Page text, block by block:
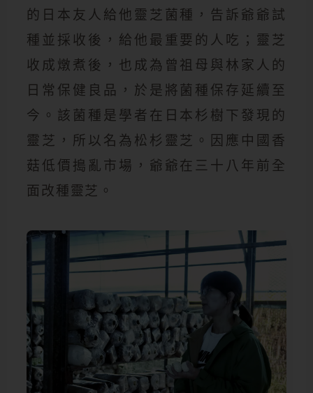
的日本友人給他靈芝菌種，告訴爺爺試
種並採收後，給他最重要的人吃；靈芝
收成燉煮後，也成為曾祖母與林家人的
日常保健良品，於是將菌種保存延續至
今。該菌種是學者在日本杉樹下發現的
靈芝，所以名為松杉靈芝。因應中國香
菇低價搗亂市場，爺爺在三十八年前全
面改種靈芝。